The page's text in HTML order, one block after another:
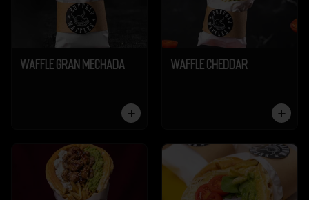
Waffle Gran Mechada Waffle Cheddar